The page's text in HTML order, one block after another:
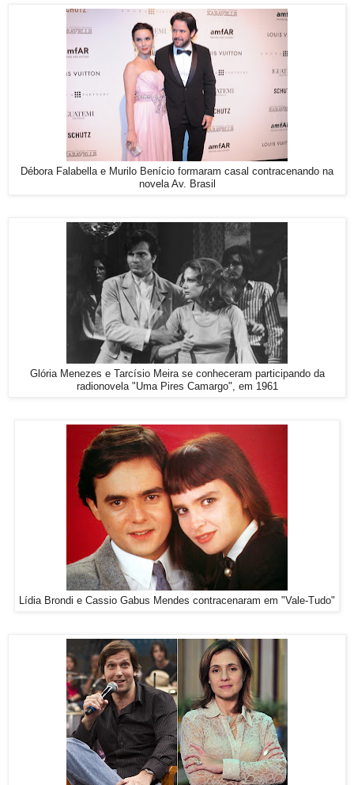
Débora Falabella e Murilo Benício formaram casal contracenando na
novela Av. Brasil
Glória Menezes e Tarcísio Meira se conheceram participando da
radionovela "Uma Pires Camargo", em 1961
Lídia Brondi e Cassio Gabus Mendes contracenaram em "Vale-Tudo"